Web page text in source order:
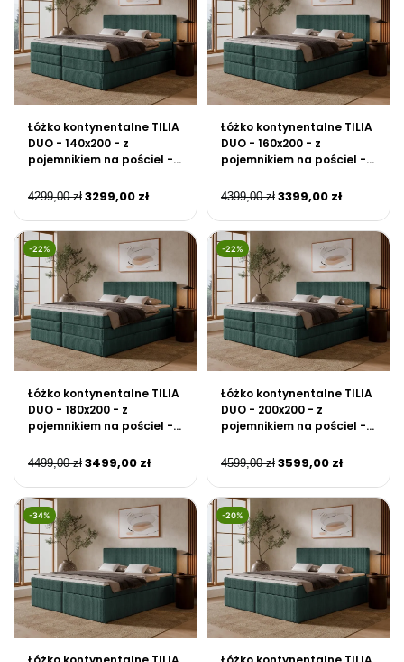
Łóżko kontynentalne TILIA
DUO - 140x200 - z
pojemnikiem na pościel -
4299,00zł 3299,00 zł
Łóżko kontynentalne TILIA
DUO - 160x200 - z
pojemnikiem na pościel -
4399,00zł 3399,00 zł
-22%
Łóżko kontynentalne TILIA
DUO - 180x200 - z
pojemnikiem na pościel -
4499,00zł 3499,00 zł
-22%
Łóżko kontynentalne TILIA
DUO - 200x200 - z
pojemnikiem na pościel -
4599,00zł 3599,00 zł
-34% -20%